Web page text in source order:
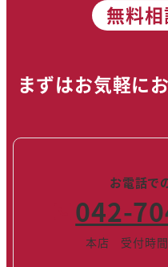
無料相
まずはお気軽に
お電話で
042-
本店 受付時